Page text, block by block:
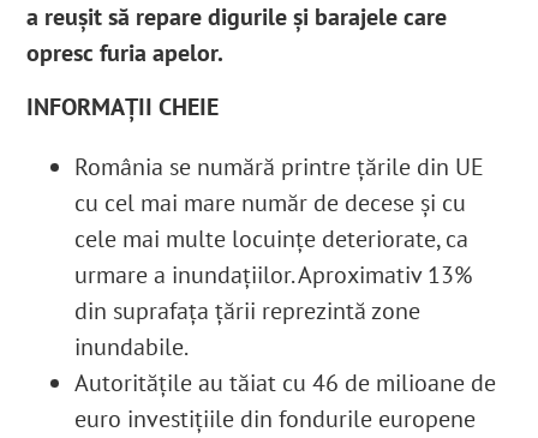
a reușit să repare digurile și barajele care
opresc furia apelor.
INFORMAȚII CHEIE
România se numără printre țările din UE
cu cel mai mare număr de decese și cu
cele mai multe locuințe deteriorate, ca
urmare a inundațiilor. Aproximativ 13%
din suprafața țării reprezintă zone
inundabile.
Autoritățile au tăiat cu 46 de milioane de
euro investițiile din fondurile europene